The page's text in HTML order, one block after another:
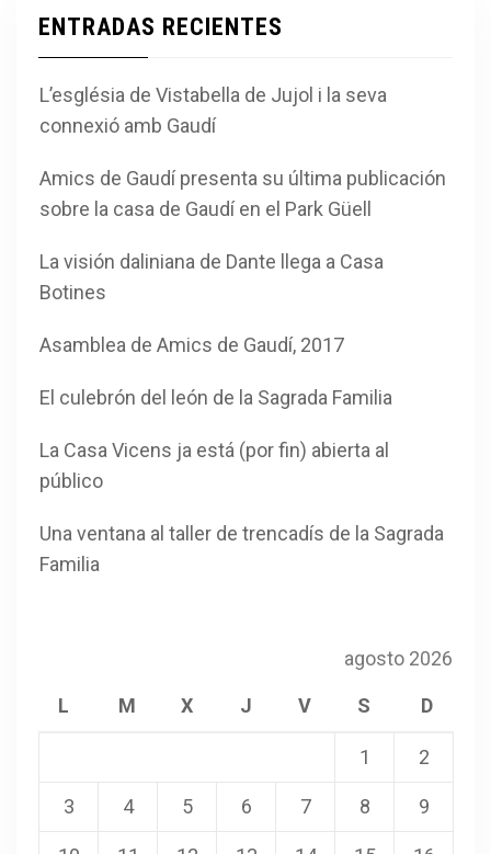
ENTRADAS RECIENTES
L’església de Vistabella de Jujol i la seva
connexió amb Gaudí
Amics de Gaudí presenta su última publicación
sobre la casa de Gaudí en el Park Güell
La visión daliniana de Dante llega a Casa
Botines
Asamblea de Amics de Gaudí, 2017
El culebrón del león de la Sagrada Familia
La Casa Vicens ja está (por fin) abierta al
público
Una ventana al taller de trencadís de la Sagrada
Familia
agosto 2026
L M X J V S D
1 2
3 4 5 6 7 8 9